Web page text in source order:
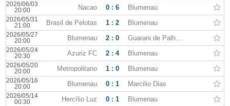
2026/06/03
20:00
Nacao 0 : 6 Blumenau
2026/05/31
21:00
Brasil de Pelotas 1 : 2 Blumenau
2026/05/27
20:00
Blumenau 2 : 0 Guarani de Palhoca
2026/05/24
20:30
Azuriz FC 2 : 4 Blumenau
2026/05/20
20:00
Metropolitano 1 : 0 Blumenau
2026/05/16
20:00
Blumenau 0 : 1 Marcilio Dias
2026/05/14
00:30
Hercílio Luz 0 : 1 Blumenau